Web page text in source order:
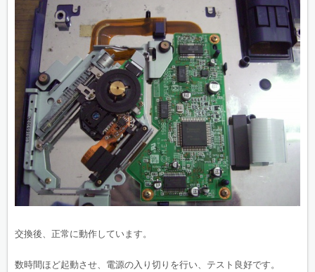
交換後、正常に動作しています。
数時間ほど起動させ、電源の入り切りを行い、テスト良好です。